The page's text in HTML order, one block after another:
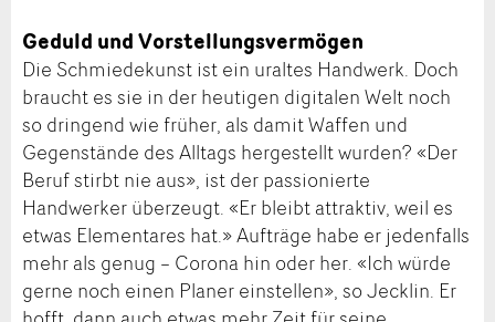
Geduld und Vorstellungsvermögen
Die Schmiedekunst ist ein uraltes Handwerk. Doch
braucht es sie in der heutigen digitalen Welt noch
so dringend wie früher, als damit Waffen und
Gegenstände des Alltags hergestellt wurden? «Der
Beruf stirbt nie aus», ist der passionierte
Handwerker überzeugt. «Er bleibt attraktiv, weil es
etwas Elementares hat.» Aufträge habe er jedenfalls
mehr als genug – Corona hin oder her. «Ich würde
gerne noch einen Planer einstellen», so Jecklin. Er